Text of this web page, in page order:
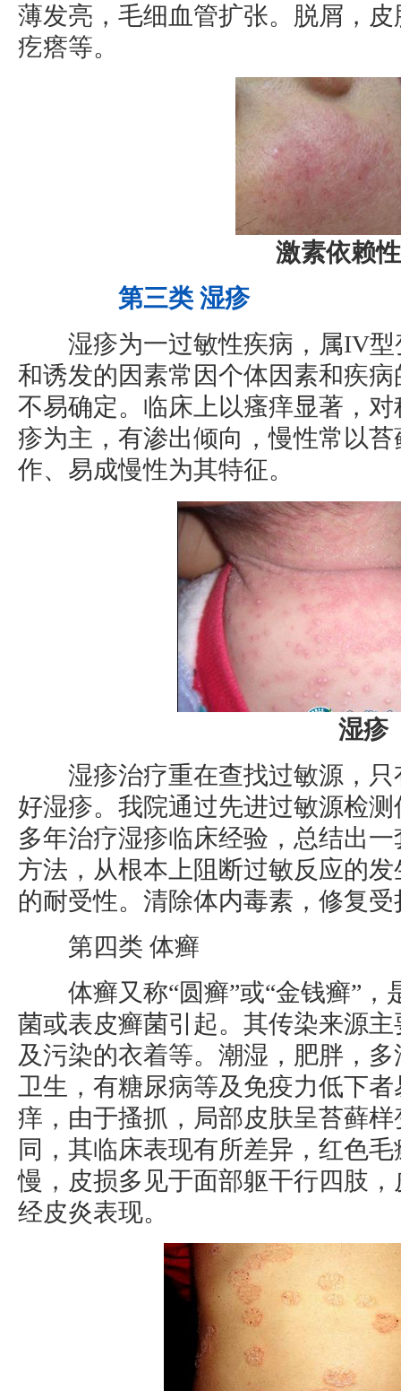
薄发亮，毛细血管扩张。脱屑，
疙瘩等。
激素依赖性
第三类 湿疹
湿疹为一过敏性疾病，属IV型
和诱发的因素常因个体因素和疾
不易确定。临床上以瘙痒显著，
疹为主，有渗出倾向，慢性常以
作、易成慢性为其特征。
湿疹
湿疹治疗重在查找过敏源，只
好湿疹。我院通过先进过敏源检
多年治疗湿疹临床经验，总结出
方法，从根本上阻断过敏反应的
的耐受性。清除体内毒素，修复
第四类 体癣
体癣又称“圆癣”或“金钱癣”，
菌或表皮癣菌引起。其传染来源
及污染的衣着等。潮湿，肥胖，
卫生，有糖尿病等及免疫力低下
痒，由于搔抓，局部皮肤呈苔藓
同，其临床表现有所差异，红色
慢，皮损多见于面部躯干行四肢
经皮炎表现。